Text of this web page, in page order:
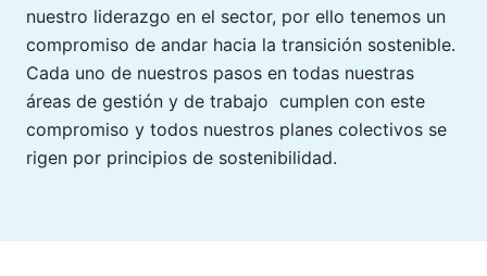
nuestro liderazgo en el sector, por ello tenemos un
compromiso de andar hacia la transición sostenible.
Cada uno de nuestros pasos en todas nuestras
áreas de gestión y de trabajo cumplen con este
compromiso y todos nuestros planes colectivos se
rigen por principios de sostenibilidad.